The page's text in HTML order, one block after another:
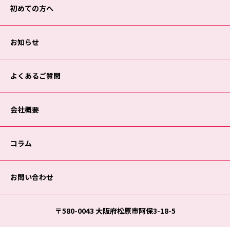
初めての方へ
お知らせ
よくあるご質問
会社概要
コラム
お問い合わせ
〒580-0043 大阪府松原市阿保3-18-5